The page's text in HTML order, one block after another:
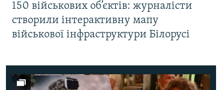
150 військових об’єктів: журналісти
створили інтерактивну мапу
військової інфраструктури Білорусі